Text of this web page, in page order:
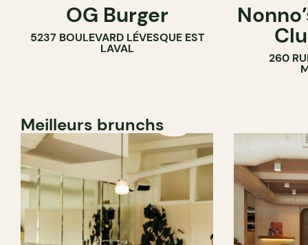
OG Burger
5237 BOULEVARD LÉVESQUE EST
LAVAL
260
Meilleurs brunchs